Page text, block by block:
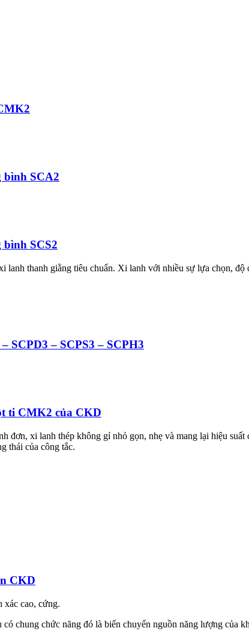
bình SCA2
SCS2
thanh giằng tiêu chuẩn. Xi lanh với nhiều sự lựa chọn,
SCPD3 – SCPS3 – SCPH3
ti CMK2 của CKD
đơn, xi lanh thép không gỉ nhỏ gọn, nhẹ và mang lại hiệu
thái của công tắc.
CKD
xác cao, cứng.
chung chức năng đó là biến chuyển nguồn năng lượng của